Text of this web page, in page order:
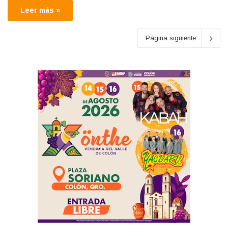
Leer más »
Página siguiente